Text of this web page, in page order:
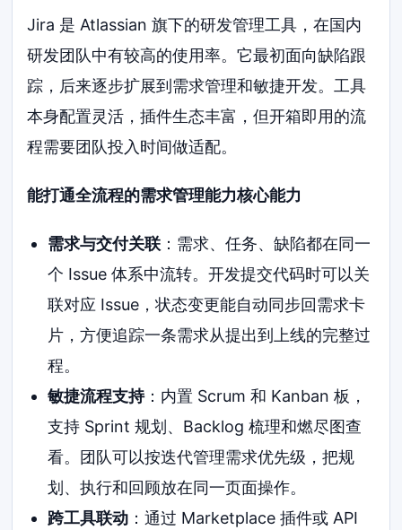
Jira 是 Atlassian 旗下的研发管理工具，在国内
研发团队中有较高的使用率。它最初面向缺陷跟
踪，后来逐步扩展到需求管理和敏捷开发。工具
本身配置灵活，插件生态丰富，但开箱即用的流
程需要团队投入时间做适配。
能打通全流程的需求管理能力核心能力
需求与交付关联：需求、任务、缺陷都在同一
个 Issue 体系中流转。开发提交代码时可以关
联对应 Issue，状态变更能自动同步回需求卡
片，方便追踪一条需求从提出到上线的完整过
程。
敏捷流程支持：内置 Scrum 和 Kanban 板，
支持 Sprint 规划、Backlog 梳理和燃尽图查
看。团队可以按迭代管理需求优先级，把规
划、执行和回顾放在同一页面操作。
跨工具联动：通过 Marketplace 插件或 API